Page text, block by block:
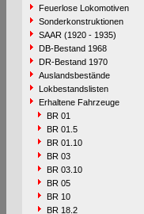
Feuerlose Lokomotiven
Sonderkonstruktionen
SAAR (1920 - 1935)
DB-Bestand 1968
DR-Bestand 1970
Auslandsbestände
Lokbestandslisten
Erhaltene Fahrzeuge
BR 01
BR 01.5
BR 01.10
BR 03
BR 03.10
BR 05
BR 10
BR 18.2